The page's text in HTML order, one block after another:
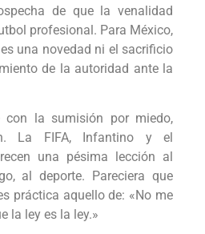
de que la venalidad
profesional. Para México,
una novedad ni el sacrificio
de la autoridad ante la
con la sumisión por miedo,
La FIFA, Infantino y el
una pésima lección al
al deporte. Pareciera que
práctica aquello de: «No me
la ley es la ley.»